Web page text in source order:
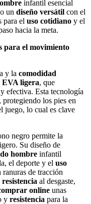
infantil esencial
un diseño versátil con el
para el uso cotidiano y el
hacia la meta.
para el movimiento
y la comodidad
EVA ligera, que
efectiva. Esta tecnología
protegiendo los pies en
juego, lo cual es clave
negro permite la
Su diseño de
hombre infantil
el deporte y el uso
ranuras de tracción
resistencia al desgaste,
online unas
y resistencia para la